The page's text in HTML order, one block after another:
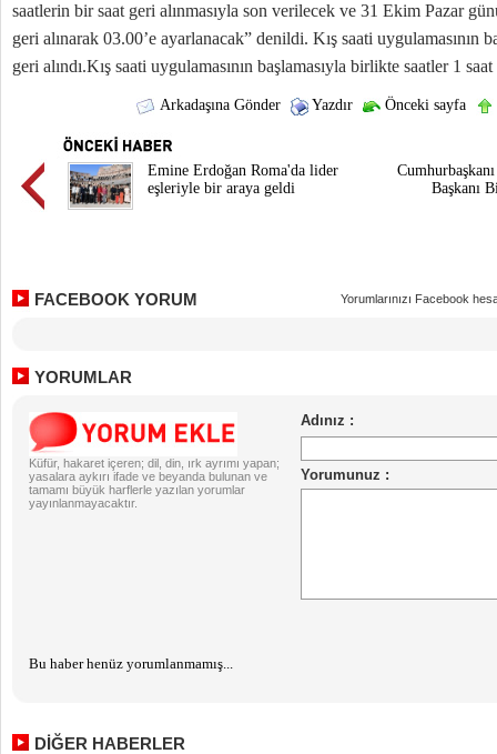
saatlerin bir saat geri alınmasıyla son verilecek ve 31 Ekim Pazar
geri alınarak 03.00’e ayarlanacak” denildi. Kış saati uygulamasının
geri alındı.Kış saati uygulamasının başlamasıyla birlikte saatler 1 saat
Arkadaşına Gönder Yazdır Önceki sayfa
Emine Erdoğan Roma'da lider
eşleriyle bir araya geldi
Başkanı
FACEBOOK YORUM Yorumlarınızı Facebook
YORUMLAR
Küfür, hakaret içeren; dil, din, ırk ayrımı yapan;
yasalara aykırı ifade ve beyanda bulunan ve
tamamı büyük harflerle yazılan yorumlar
yayınlanmayacaktır.
Bu haber henüz yorumlanmamış...
DİĞER HABERLER